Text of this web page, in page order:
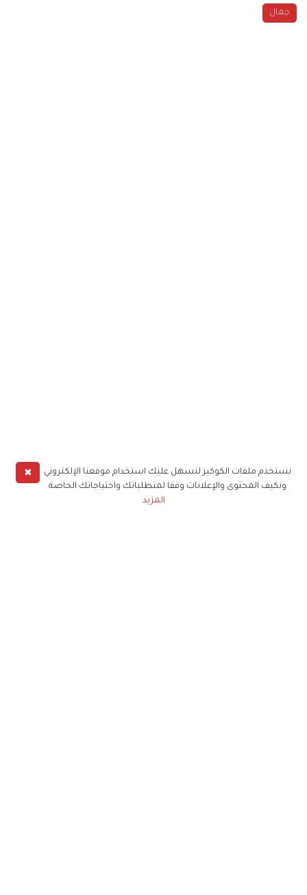
جمال
✖
نستخدم ملفات الكوكيز لنسهل عليك استخدام موقعنا الإلكتروني
ونكيف المحتوى والإعلانات وفقا لمتطلباتك واحتياجاتك الخاصة
المزيد